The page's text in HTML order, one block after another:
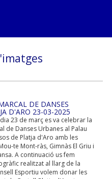
DE DANSES
D'ARO 23-03-2025
23 de març es va celebrar la
de Danses Urbanes al Palau
de Platja d'Aro amb les
te Mont-ràs, Gimnàs El Griu i
A continuació us fem
realitzat al llarg de la
Esportiu volem donar les